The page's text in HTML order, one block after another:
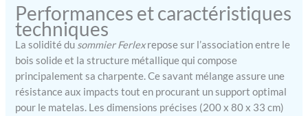
Cinq arcs métalliques sont
inclus pour la base et les
matelas garantissent que le
matelas reste en place,
évitant tout déplacement
pendant les ajustements du
lit ou pendant le repos,
Performances et caractéristiques
techniques
La solidité du sommier Ferlexrepose sur l’association entre le
bois solide et la structure métallique qui compose
principalement sa charpente. Ce savant mélange assure une
résistance aux impacts tout en procurant un support optimal
pour le matelas. Les dimensions précises (200 x 80 x 33 cm)